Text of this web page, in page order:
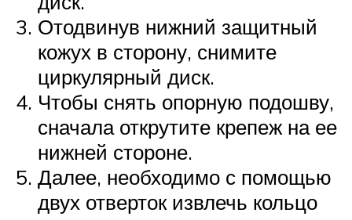
Отодвинув нижний защитный
кожух в сторону, снимите
циркулярный диск.
Чтобы снять опорную подошву,
сначала открутите крепеж на ее
нижней стороне.
Далее, необходимо с помощью
двух отверток извлечь кольцо